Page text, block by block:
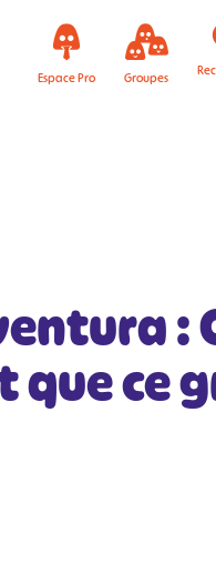
Espace Pro Groupes
:
que ce